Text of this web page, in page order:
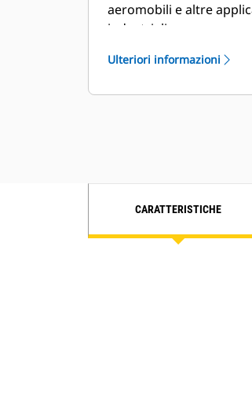
aeromobili e altre
industriali.
Ulteriori informazioni
CARATTERISTICHE